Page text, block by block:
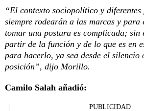
“El contexto sociopolítico y diferentes
siempre rodearán a las marcas y para
tomar una postura es complicada; sin
partir de la función y de lo que es en
para hacerlo, ya sea desde el silencio
posición”, dijo Morillo.
Camilo Salah añadió:
PUBLICIDAD